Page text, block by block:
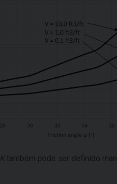
Ktambém pode ser definido